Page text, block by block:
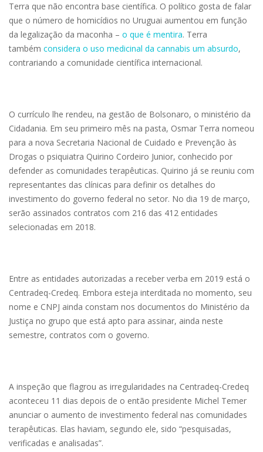
Terra que não encontra base científica. O político gosta de falar
que o número de homicídios no Uruguai aumentou em função
da legalização da maconha – o que é mentira. Terra
também considera o uso medicinal da cannabis um absurdo,
contrariando a comunidade científica internacional.
O currículo lhe rendeu, na gestão de Bolsonaro, o ministério da
Cidadania. Em seu primeiro mês na pasta, Osmar Terra nomeou
para a nova Secretaria Nacional de Cuidado e Prevenção às
Drogas o psiquiatra Quirino Cordeiro Junior, conhecido por
defender as comunidades terapêuticas. Quirino já se reuniu com
representantes das clínicas para definir os detalhes do
investimento do governo federal no setor. No dia 19 de março,
serão assinados contratos com 216 das 412 entidades
selecionadas em 2018.
Entre as entidades autorizadas a receber verba em 2019 está o
Centradeq-Credeq. Embora esteja interditada no momento, seu
nome e CNPJ ainda constam nos documentos do Ministério da
Justiça no grupo que está apto para assinar, ainda neste
semestre, contratos com o governo.
A inspeção que flagrou as irregularidades na Centradeq-Credeq
aconteceu 11 dias depois de o então presidente Michel Temer
anunciar o aumento de investimento federal nas comunidades
terapêuticas. Elas haviam, segundo ele, sido “pesquisadas,
verificadas e analisadas”.